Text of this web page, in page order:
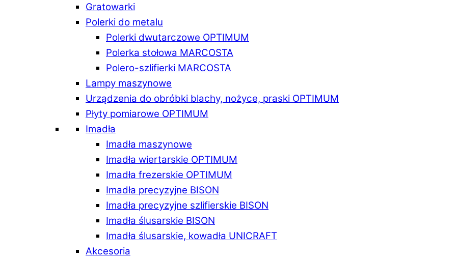
Gratowarki
Polerki do metalu
Polerki dwutarczowe OPTIMUM
Polerka stołowa MARCOSTA
Polero-szlifierki MARCOSTA
Lampy maszynowe
Urządzenia do obróbki blachy, nożyce, praski OPTIMUM
Płyty pomiarowe OPTIMUM
Imadła
Imadła maszynowe
Imadła wiertarskie OPTIMUM
Imadła frezerskie OPTIMUM
Imadła precyzyjne BISON
Imadła precyzyjne szlifierskie BISON
Imadła ślusarskie BISON
Imadła ślusarskie, kowadła UNICRAFT
Akcesoria